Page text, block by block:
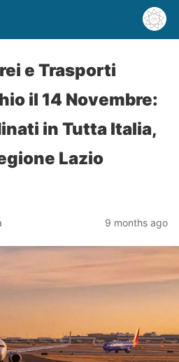
e Trasporti
il 14 Novembre:
in Tutta Italia,
Lazio
9 months ago